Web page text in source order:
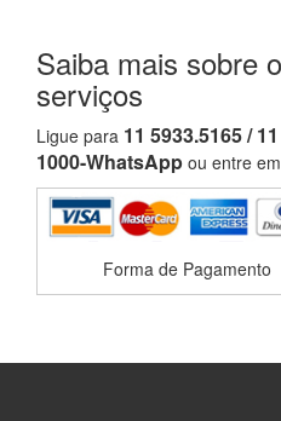
Saiba mais sobre
serviços
Ligue para 11 5933.5165 /
1000-WhatsApp ou entre em
Forma de Pagamento